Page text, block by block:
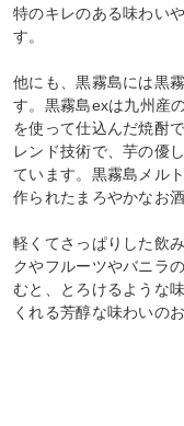
特のキレのある味わい
す。
他にも、黒霧島には黒
す。黒霧島exは九州産
を使って仕込んだ焼酎
レンド技術で、芋の優
ています。黒霧島メル
作られたまろやかなお酒
軽くてさっぱりした飲
クやフルーツやバニラ
むと、とろけるような
くれる芳醇な味わいのお